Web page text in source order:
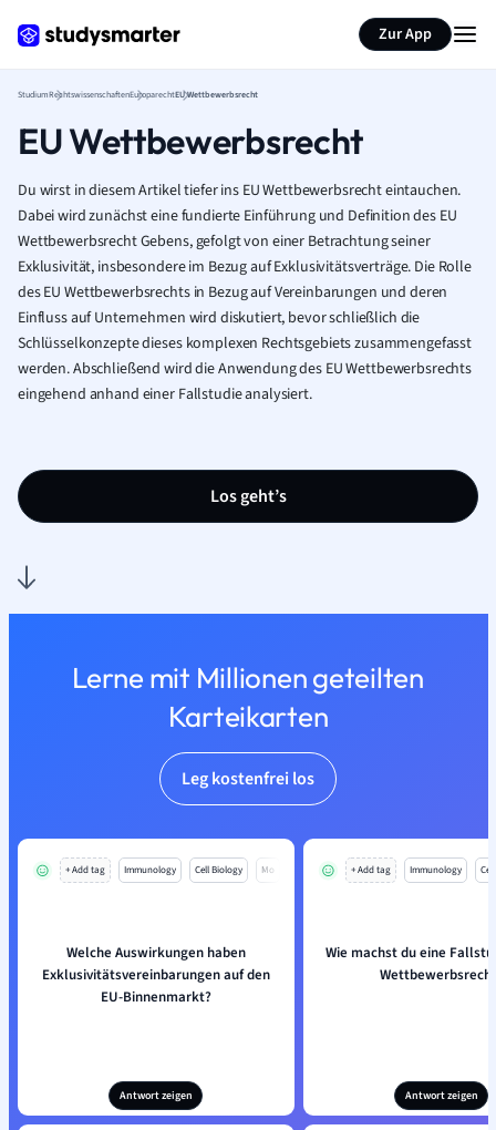
Zur App
StudiumRechtswissenschaftenEuroparechtEU Wettbewerbsrecht
EU Wettbewerbsrecht
Du wirst in diesem Artikel tiefer ins EU Wettbewerbsrecht eintauchen.
Dabei wird zunächst eine fundierte Einführung und Definition des EU
Wettbewerbsrecht Gebens, gefolgt von einer Betrachtung seiner
Exklusivität, insbesondere im Bezug auf Exklusivitätsverträge. Die Rolle
des EU Wettbewerbsrechts in Bezug auf Vereinbarungen und deren
Einfluss auf Unternehmen wird diskutiert, bevor schließlich die
Schlüsselkonzepte dieses komplexen Rechtsgebiets zusammengefasst
werden. Abschließend wird die Anwendung des EU Wettbewerbsrechts
eingehend anhand einer Fallstudie analysiert.
Los geht’s
Lerne mit Millionen geteilten
Karteikarten
Leg kostenfrei los
+ Add tag Immunology Cell Biology Mo
Welche Auswirkungen haben
Exklusivitätsvereinbarungen auf den
EU-Binnenmarkt?
Antwort zeigen
+ Add tag Immunology
Wie machst du eine
Antwort zeigen